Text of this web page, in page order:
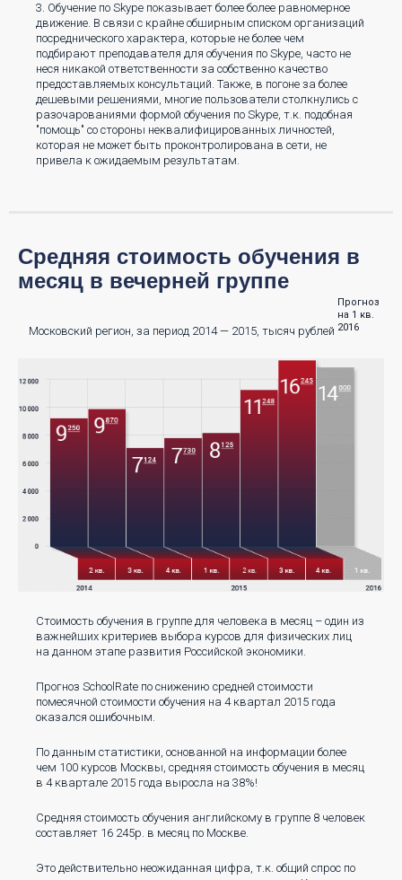
3. Обучение по Skype показывает более более равномерное
движение. В связи с крайне обширным списком организаций
посреднического характера, которые не более чем
подбирают преподавателя для обучения по Skype, часто не
неся никакой ответственности за собственно качество
предоставляемых консультаций. Также, в погоне за более
дешевыми решениями, многие пользователи столкнулись с
разочарованиями формой обучения по Skype, т.к. подобная
"помощь" со стороны неквалифицированных личностей,
которая не может быть проконтролирована в сети, не
привела к ожидаемым результатам.
Средняя стоимость обучения в
месяц в вечерней группе
Московский регион, за период 2014 — 2015, тысяч рублей
Прогноз
на 1 кв.
2016
Стоимость обучения в группе для человека в месяц – один из
важнейших критериев выбора курсов для физических лиц
на данном этапе развития Российской экономики.
Прогноз SchoolRate по снижению средней стоимости
помесячной стоимости обучения на 4 квартал 2015 года
оказался ошибочным.
По данным статистики, основанной на информации более
чем 100 курсов Москвы, средняя стоимость обучения в месяц
в 4 квартале 2015 года выросла на 38%!
Средняя стоимость обучения английскому в группе 8 человек
составляет 16 245р. в месяц по Москве.
Это действительно неожиданная цифра, т.к. общий спрос по